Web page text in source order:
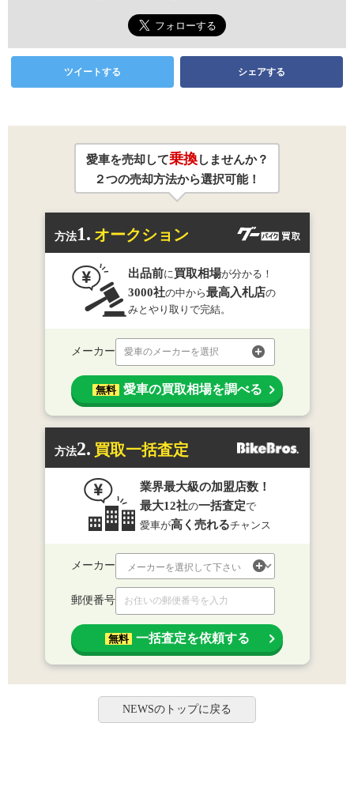
ツイートする シェアする
愛車を売却して乗換しませんか？
２つの売却方法から選択可能！
方法1. オークション
出品前に 買取相場が分かる！
3000社の中から最高入札店の
みとやり取りで完結。
メーカー 愛車のメーカーを選択
無料 愛車の買取相場を調べる
方法2. 買取一括査定
業界最大級の加盟店数！
最大12社の一括査定で
愛車が高く売れるチャンス
メーカー
郵便番号
無料 一括査定を依頼する
NEWSのトップに戻る